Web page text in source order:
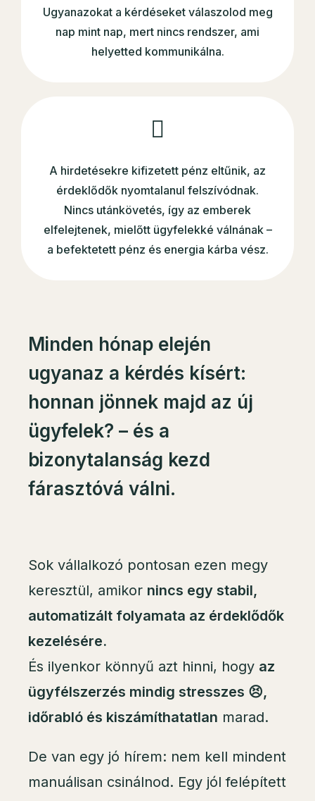
Ugyanazokat a kérdéseket válaszolod meg
nap mint nap, mert nincs rendszer, ami
helyetted kommunikálna.
A hirdetésekre kifizetett pénz eltűnik, az
érdeklődők nyomtalanul felszívódnak.
Nincs utánkövetés, így az emberek
elfelejtenek, mielőtt ügyfelekké válnának –
a befektetett pénz és energia kárba vész.
Minden hónap elején
ugyanaz a kérdés kísért:
honnan jönnek majd az új
ügyfelek? – és a
bizonytalanság kezd
fárasztóvá válni.
Sok vállalkozó pontosan ezen megy
keresztül, amikor nincs egy stabil,
automatizált folyamata az érdeklődők
kezelésére.
És ilyenkor könnyű azt hinni, hogy az
ügyfélszerzés mindig stresszes 😣,
időrabló és kiszámíthatatlan marad.
De van egy jó hírem: nem kell mindent
manuálisan csinálnod. Egy jól felépített